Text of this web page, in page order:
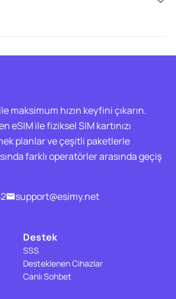
maksimum hızın keyfini çıkarın.
eSIM ile fiziksel SIM kartınızı
planlar ve çeşitli paketlerle
farklı operatörler arasında geçiş
support@esimy.net
Destek
SSS
Desteklenen Cihazlar
Canlı Sohbet